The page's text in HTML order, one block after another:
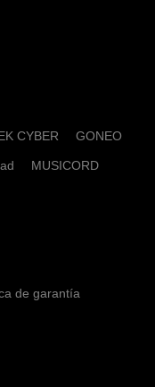
CYBER GONEO
MUSICORD
de garantía